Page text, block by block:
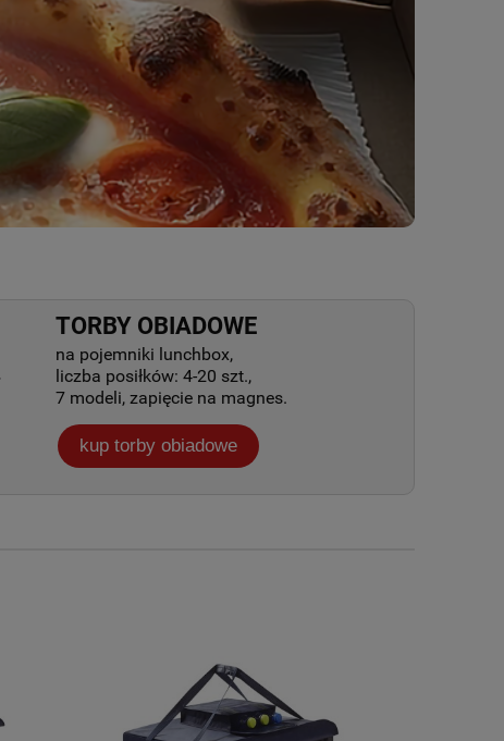
TORBY OBIADOWE
na pojemniki lunchbox,
liczba posiłków: 4-20 szt.,
7 modeli, zapięcie na magnes.
kup torby obiadowe